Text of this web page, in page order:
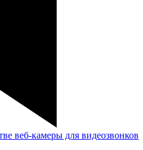
веб-камеры для видеозвонков